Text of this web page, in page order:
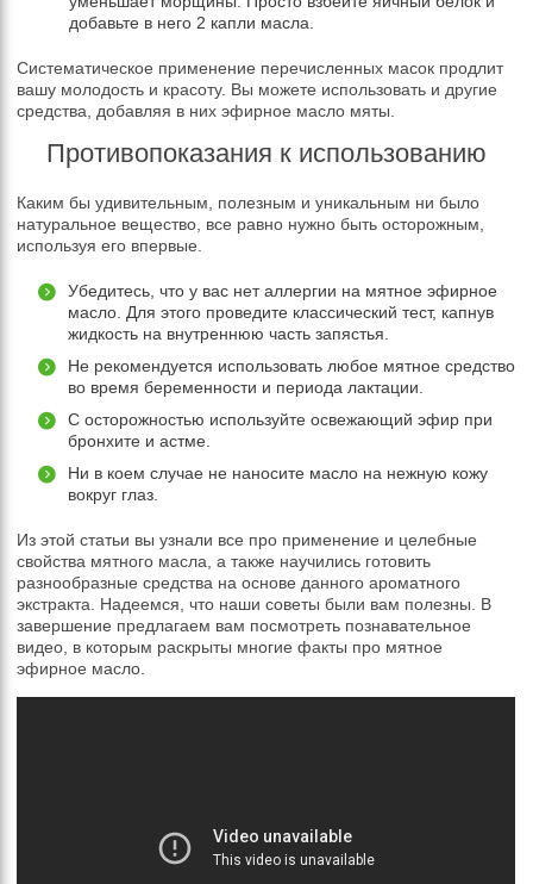
добавьте в него 2 капли масла.
Систематическое применение перечисленных масок продлит
вашу молодость и красоту. Вы можете использовать и другие
средства, добавляя в них эфирное масло мяты.
Противопоказания к использованию
Каким бы удивительным, полезным и уникальным ни было
натуральное вещество, все равно нужно быть осторожным,
используя его впервые.
Убедитесь, что у вас нет аллергии на мятное эфирное
масло. Для этого проведите классический тест, капнув
жидкость на внутреннюю часть запястья.
Не рекомендуется использовать любое мятное средство
во время беременности и периода лактации.
С осторожностью используйте освежающий эфир при
бронхите и астме.
Ни в коем случае не наносите масло на нежную кожу
вокруг глаз.
Из этой статьи вы узнали все про применение и целебные
свойства мятного масла, а также научились готовить
разнообразные средства на основе данного ароматного
экстракта. Надеемся, что наши советы были вам полезны. В
завершение предлагаем вам посмотреть познавательное
видео, в которым раскрыты многие факты про мятное
эфирное масло.